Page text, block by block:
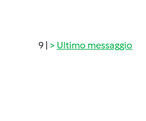
9 | Ultimo messaggio